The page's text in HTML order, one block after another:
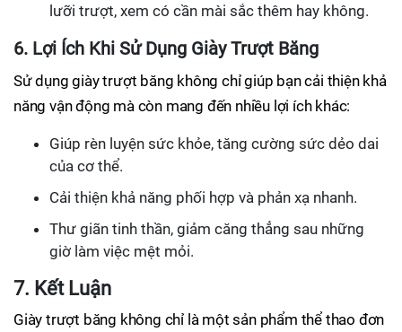
lưỡi trượt, xem có cần mài sắc thêm hay không.
6. Lợi Ích Khi Sử Dụng Giày Trượt Băng
Sử dụng giày trượt băng không chỉ giúp bạn cải thiện khả
năng vận động mà còn mang đến nhiều lợi ích khác:
Giúp rèn luyện sức khỏe, tăng cường sức dẻo dai
của cơ thể.
Cải thiện khả năng phối hợp và phản xạ nhanh.
Thư giãn tinh thần, giảm căng thẳng sau những
giờ làm việc mệt mỏi.
7. Kết Luận
Giày trượt băng không chỉ là một sản phẩm thể thao đơn